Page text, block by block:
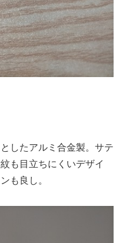
したアルミ合金製。サテ
も目立ちにくいデザイ
も良し。